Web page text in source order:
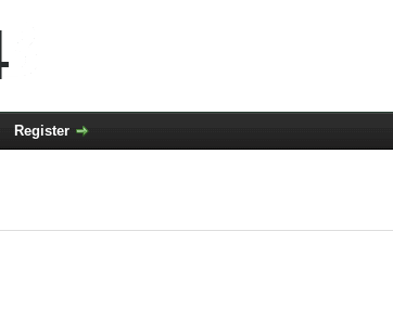
Register